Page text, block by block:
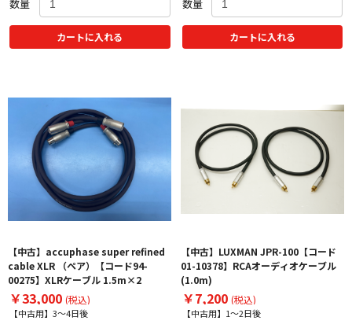
数量
カートに入れる
数量
カートに入れる
【中古】accuphase super refined
cable XLR （ペア）【コード94-
00275】XLRケーブル 1.5m×2
￥33,000 (税込)
【中古用】3～4日後
【中古】LUXMAN JPR-100【コード
01-10378】RCAオーディオケーブル
(1.0m)
￥7,200 (税込)
【中古用】1～2日後